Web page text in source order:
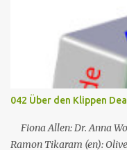
Touristen, die das Boot
Mordes gemietet hatten,
die das Boot am
Die Verdächtigen sind
Kommandant beschließt
JP) nach London zu
Inspektors vor Ort, Chief
042 Über den Klippen
Fiona Allen: Dr. Anna
Ramon Tikaram (en):